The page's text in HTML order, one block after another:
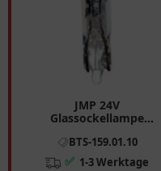
JMP 24V
Glassockellampe
Motorräder
BTS-159.01.10
✅ 1-3 Werktage